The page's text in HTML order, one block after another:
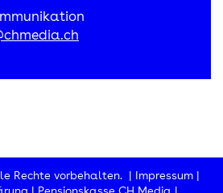
Rechte vorbehalten. | Impressum|